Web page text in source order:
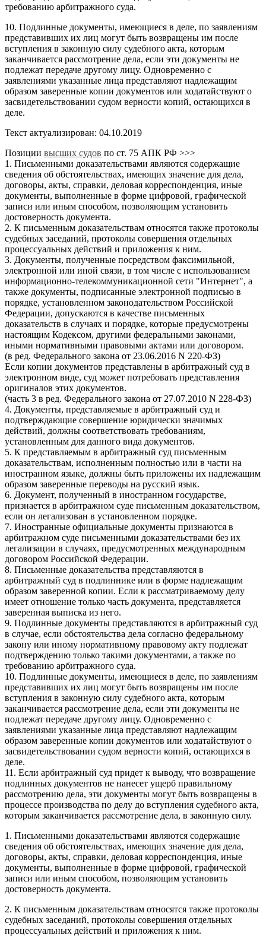
требованию арбитражного суда.
10. Подлинные документы, имеющиеся в деле, по заявлениям
представивших их лиц могут быть возвращены им после
вступления в законную силу судебного акта, которым
заканчивается рассмотрение дела, если эти документы не
подлежат передаче другому лицу. Одновременно с
заявлениями указанные лица представляют надлежащим
образом заверенные копии документов или ходатайствуют о
засвидетельствовании судом верности копий, остающихся в
деле.
Текст актуализирован: 04.10.2019
Позиции высших судов по ст. 75 АПК РФ >>>
1. Письменными доказательствами являются содержащие
сведения об обстоятельствах, имеющих значение для дела,
договоры, акты, справки, деловая корреспонденция, иные
документы, выполненные в форме цифровой, графической
записи или иным способом, позволяющим установить
достоверность документа.
2. К письменным доказательствам относятся также протоколы
судебных заседаний, протоколы совершения отдельных
процессуальных действий и приложения к ним.
3. Документы, полученные посредством факсимильной,
электронной или иной связи, в том числе с использованием
информационно-телекоммуникационной сети "Интернет", а
также документы, подписанные электронной подписью в
порядке, установленном законодательством Российской
Федерации, допускаются в качестве письменных
доказательств в случаях и порядке, которые предусмотрены
настоящим Кодексом, другими федеральными законами,
иными нормативными правовыми актами или договором.
(в ред. Федерального закона от 23.06.2016 N 220-ФЗ)
Если копии документов представлены в арбитражный суд в
электронном виде, суд может потребовать представления
оригиналов этих документов.
(часть 3 в ред. Федерального закона от 27.07.2010 N 228-ФЗ)
4. Документы, представляемые в арбитражный суд и
подтверждающие совершение юридически значимых
действий, должны соответствовать требованиям,
установленным для данного вида документов.
5. К представляемым в арбитражный суд письменным
доказательствам, исполненным полностью или в части на
иностранном языке, должны быть приложены их надлежащим
образом заверенные переводы на русский язык.
6. Документ, полученный в иностранном государстве,
признается в арбитражном суде письменным доказательством,
если он легализован в установленном порядке.
7. Иностранные официальные документы признаются в
арбитражном суде письменными доказательствами без их
легализации в случаях, предусмотренных международным
договором Российской Федерации.
8. Письменные доказательства представляются в
арбитражный суд в подлиннике или в форме надлежащим
образом заверенной копии. Если к рассматриваемому делу
имеет отношение только часть документа, представляется
заверенная выписка из него.
9. Подлинные документы представляются в арбитражный суд
в случае, если обстоятельства дела согласно федеральному
закону или иному нормативному правовому акту подлежат
подтверждению только такими документами, а также по
требованию арбитражного суда.
10. Подлинные документы, имеющиеся в деле, по заявлениям
представивших их лиц могут быть возвращены им после
вступления в законную силу судебного акта, которым
заканчивается рассмотрение дела, если эти документы не
подлежат передаче другому лицу. Одновременно с
заявлениями указанные лица представляют надлежащим
образом заверенные копии документов или ходатайствуют о
засвидетельствовании судом верности копий, остающихся в
деле.
11. Если арбитражный суд придет к выводу, что возвращение
подлинных документов не нанесет ущерб правильному
рассмотрению дела, эти документы могут быть возвращены в
процессе производства по делу до вступления судебного акта,
которым заканчивается рассмотрение дела, в законную силу.
1. Письменными доказательствами являются содержащие
сведения об обстоятельствах, имеющих значение для дела,
договоры, акты, справки, деловая корреспонденция, иные
документы, выполненные в форме цифровой, графической
записи или иным способом, позволяющим установить
достоверность документа.
2. К письменным доказательствам относятся также протоколы
судебных заседаний, протоколы совершения отдельных
процессуальных действий и приложения к ним.